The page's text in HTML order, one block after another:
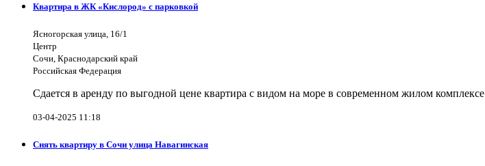
Квартира в ЖК «Кислород» с парковкой
Ясногорская улица, 16/1
Центр
Сочи, Краснодарский край
Российская Федерация
Сдается в аренду по выгодной цене квартира с видом на море в современном жилом комплексе
03-04-2025 11:18
Снять квартиру в Сочи улица Навагинская